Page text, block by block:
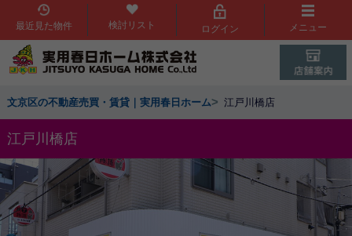
最近見た物件 検討リスト ログイン メニュー
文京区の不動産売買・賃貸｜実用春日ホーム> 江戸川橋店
江戸川橋店